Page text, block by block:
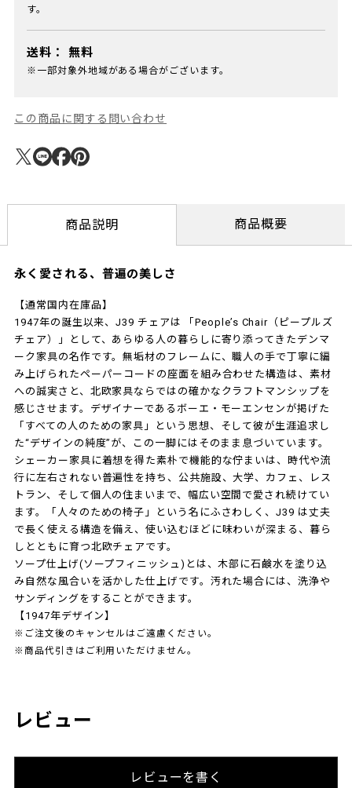
す。
送料： 無料
※一部対象外地域がある場合がございます。
この商品に関する問い合わせ
商品説明 商品概要
永く愛される、普遍の美しさ
【通常国内在庫品】
1947年の誕生以来、J39 チェアは 「People’s Chair（ピープルズ
チェア）」として、あらゆる人の暮らしに寄り添ってきたデンマ
ーク家具の名作です。無垢材のフレームに、職人の手で丁寧に編
み上げられたペーパーコードの座面を組み合わせた構造は、素材
への誠実さと、北欧家具ならではの確かなクラフトマンシップを
感じさせます。デザイナーであるボーエ・モーエンセンが掲げた
「すべての人のための家具」という思想、そして彼が生涯追求し
た“デザインの純度”が、この一脚にはそのまま息づいています。
シェーカー家具に着想を得た素朴で機能的な佇まいは、時代や流
行に左右されない普遍性を持ち、公共施設、大学、カフェ、レス
トラン、そして個人の住まいまで、幅広い空間で愛され続けてい
ます。「人々のための椅子」という名にふさわしく、J39 は丈夫
で長く使える構造を備え、使い込むほどに味わいが深まる、暮ら
しとともに育つ北欧チェアです。
ソープ仕上げ(ソープフィニッシュ)とは、木部に石鹸水を塗り込
み自然な風合いを活かした仕上げです。汚れた場合には、洗浄や
サンディングをすることができます。
【1947年デザイン】
※ご注文後のキャンセルはご遠慮ください。
※商品代引きはご利用いただけません。
レビュー
レビューを書く